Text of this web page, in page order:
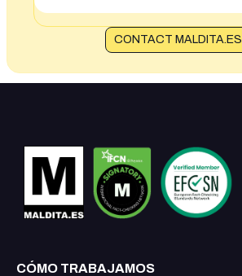
CONTACT MALDITA.ES
CÓMO TRABAJAMOS